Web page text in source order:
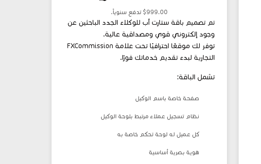
$999.00 تدفع سنوياً.
تم تصميم باقة ستارت أب للوكلاء الجدد الباحثين عن
وجود إلكتروني قوي ومصداقية عالية.
توفر لك موقعًا احترافيًا تحت علامة FXCommission
التجارية لبدء تقديم خدماتك فورًا.
تشمل الباقة:
صفحة خاصة باسم الوكيل
نظام تسجيل عملاء مرتبط بلوحة الوكيل
كل عميل له لوحة تحكم خاصة به
هوية بصرية أساسية